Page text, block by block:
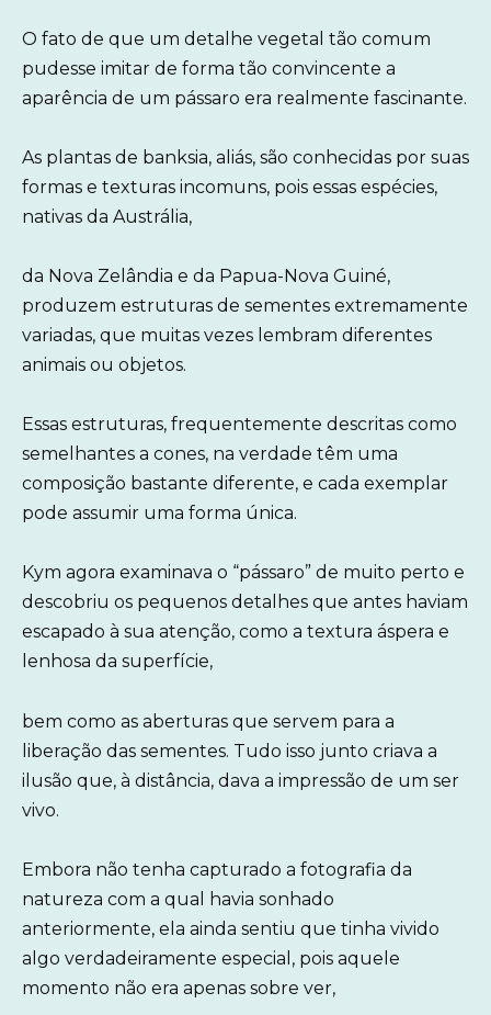
O fato de que um detalhe vegetal tão comum
pudesse imitar de forma tão convincente a
aparência de um pássaro era realmente fascinante.
As plantas de banksia, aliás, são conhecidas por suas
formas e texturas incomuns, pois essas espécies,
nativas da Austrália,
da Nova Zelândia e da Papua-Nova Guiné,
produzem estruturas de sementes extremamente
variadas, que muitas vezes lembram diferentes
animais ou objetos.
Essas estruturas, frequentemente descritas como
semelhantes a cones, na verdade têm uma
composição bastante diferente, e cada exemplar
pode assumir uma forma única.
Kym agora examinava o “pássaro” de muito perto e
descobriu os pequenos detalhes que antes haviam
escapado à sua atenção, como a textura áspera e
lenhosa da superfície,
bem como as aberturas que servem para a
liberação das sementes. Tudo isso junto criava a
ilusão que, à distância, dava a impressão de um ser
vivo.
Embora não tenha capturado a fotografia da
natureza com a qual havia sonhado
anteriormente, ela ainda sentiu que tinha vivido
algo verdadeiramente especial, pois aquele
momento não era apenas sobre ver,